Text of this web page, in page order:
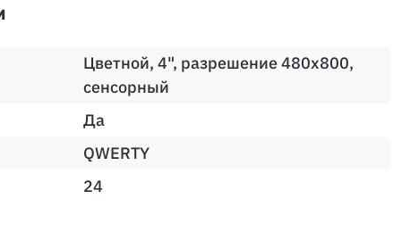
Цветной, 4", разрешение 480х800,
сенсорный
Да
QWERTY
24